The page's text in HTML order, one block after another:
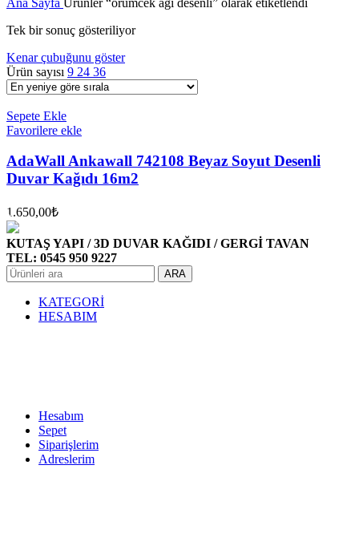
Tek bir sonuç gösteriliyor
Kenar çubuğunu göster
Ürün sayısı 9 24 36
Sepete Ekle
Favorilere ekle
AdaWall Ankawall 742108 Beyaz Soyut Desenli
Duvar Kağıdı 16m2
1.650,00₺
KUTAŞ YAPI / 3D DUVAR KAĞIDI / GERGİ TAVAN
TEL: 0545 950 9227
ARA
KATEGORİ
HESABIM
Hesabım
Sepet
Siparişlerim
Adreslerim